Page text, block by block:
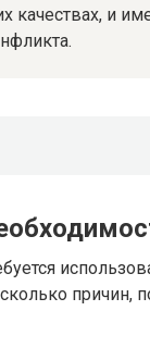
качествах, и
причин,